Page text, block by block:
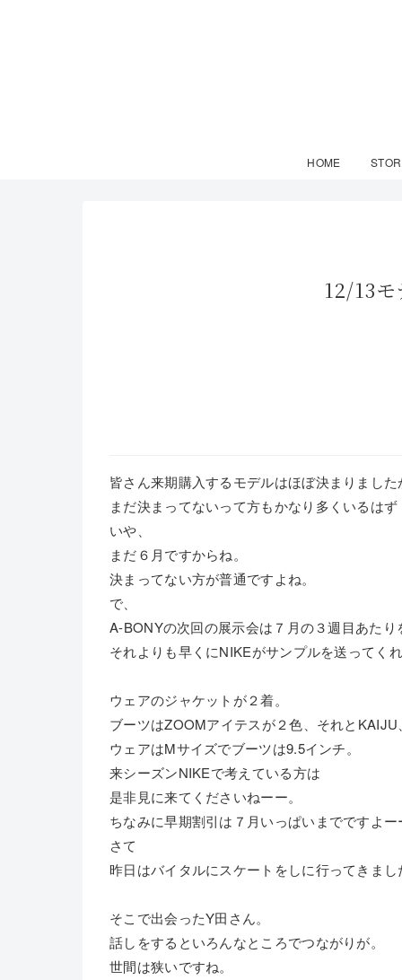
HOME
12/13
皆さん来期購入するモデルはほぼ決まりました
まだ決まってないって方もかなり多くいるは
いや、
まだ６月ですからね。
決まってない方が普通ですよね。
で、
A-BONYの次回の展示会は７月の３週目あた
それよりも早くにNIKEがサンプルを送ってく
ウェアのジャケットが２着。
ブーツはZOOMアイテスが２色、それとKAIJU
ウェアはMサイズでブーツは9.5インチ。
来シーズンNIKEで考えている方は
是非見に来てくださいねーー。
ちなみに早期割引は７月いっぱいまでですよー
さて
昨日はバイタルにスケートをしに行ってきまし
そこで出会ったY田さん。
話しをするといろんなところでつながりが。
世間は狭いですね。